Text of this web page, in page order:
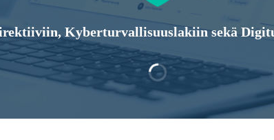
Kyberturvallisuuslakiin sekä